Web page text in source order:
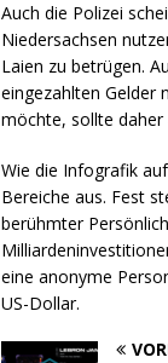
Auch die Polizei
Niedersachsen
Laien zu betrügen.
eingezahlten Gelder
möchte, sollte
Wie die Infografik
Bereiche aus. Fest
berühmter
eine anonyme
US-Dollar.